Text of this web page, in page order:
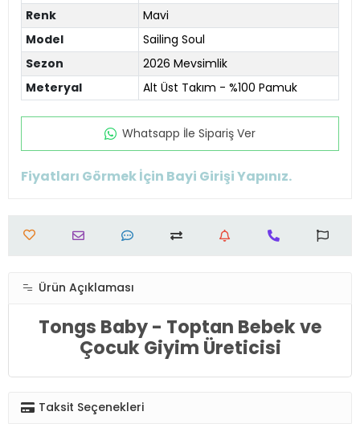
Renk
Mavi
Model
Sailing Soul
Sezon
2026 Mevsimlik
Meteryal
Alt Üst Takım - %100 Pamuk
Whatsapp İle Sipariş Ver
Fiyatları Görmek İçin Bayi Girişi Yapınız.
Ürün Açıklaması
Tongs Baby - Toptan Bebek ve
Çocuk Giyim Üreticisi
Taksit Seçenekleri